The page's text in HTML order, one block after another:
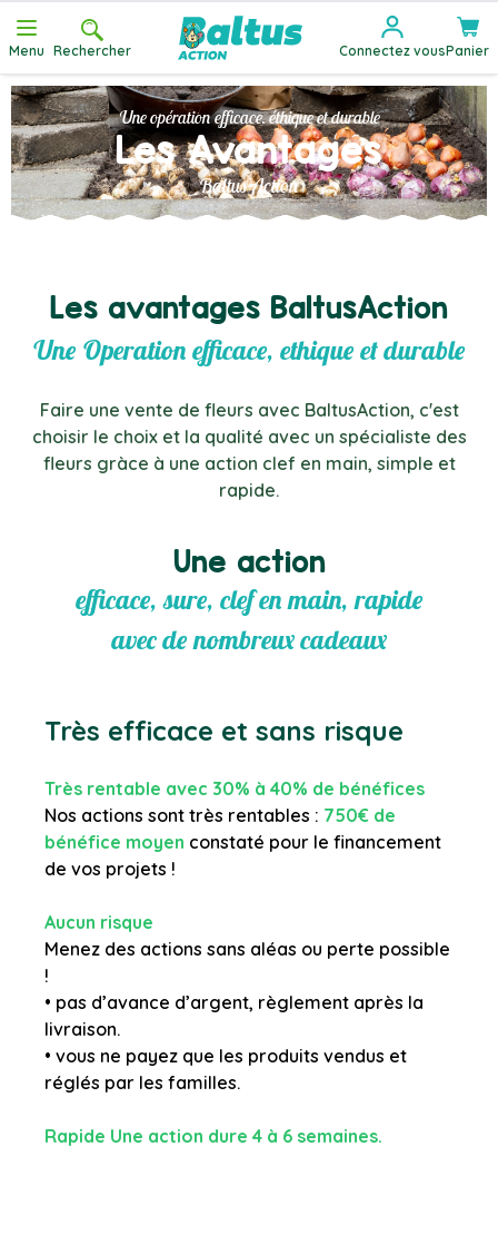
Menu Rechercher Connectez vousPanier
Une opération efficace. éthique et durable
Les Avantages
Baltus Action
Les avantages BaltusAction
Une Operation efficace, ethique et durable
Faire une vente de fleurs avec BaltusAction, c'est
choisir le choix et la qualité avec un spécialiste des
fleurs gràce à une action clef en main, simple et
rapide.
Une action
efficace, sure, clef en main, rapide
avec de nombreux cadeaux
Très efficace et sans risque
Très rentable avec 30% à 40% de bénéfices
Nos actions sont très rentables : 750€ de
bénéfice moyen constaté pour le financement
de vos projets !
Aucun risque
Menez des actions sans aléas ou perte possible
!
• pas d’avance d’argent, règlement après la
livraison.
• vous ne payez que les produits vendus et
réglés par les familles.
Rapide Une action dure 4 à 6 semaines.